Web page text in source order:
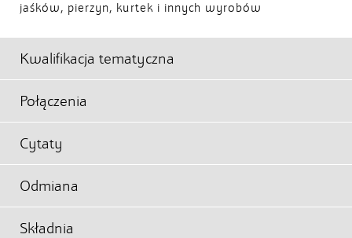
Autorzy
jaśków, pierzyn, kurtek i innych wyrobów
Kwalifikacja tematyczna
Połączenia
Cytaty
Odmiana
Składnia